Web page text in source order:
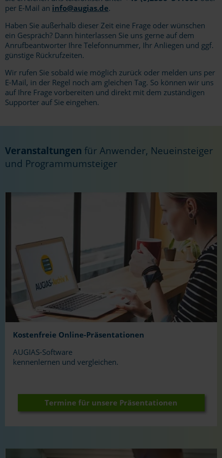
per E-Mail an info@augias.de.
Haben Sie außerhalb dieser Zeit eine Frage oder wünschen
ein Gespräch? Dann hinterlassen Sie uns gerne auf dem
Anrufbeantworter Ihre Telefonnummer, Ihr Anliegen und ggf.
günstige Rückrufzeiten.
Wir rufen Sie sobald wie möglich zurück oder melden uns per
E-Mail, in der Regel noch am gleichen Tag. So können wir uns
auf Ihre Frage vorbereiten und direkt mit dem zuständigen
Supporter auf Sie eingehen.
Veranstaltungen für Anwender, Neueinsteiger
und Programmumsteiger
Kostenfreie Online-Präsentationen
AUGIAS-Software
kennenlernen und vergleichen.
Termine für unsere Präsentationen